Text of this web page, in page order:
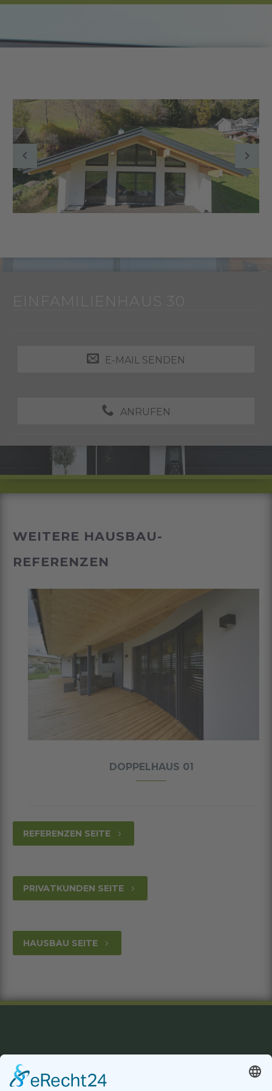
EINFAMILIENHAUS 30
E-MAIL SENDEN
ANRUFEN
WEITERE HAUSBAU-
REFERENZEN
DOPPELHAUS 01
REFERENZEN SEITE 5
PRIVATKUNDEN SEITE 5
HAUSBAU SEITE 5
Datenschutzerklärung